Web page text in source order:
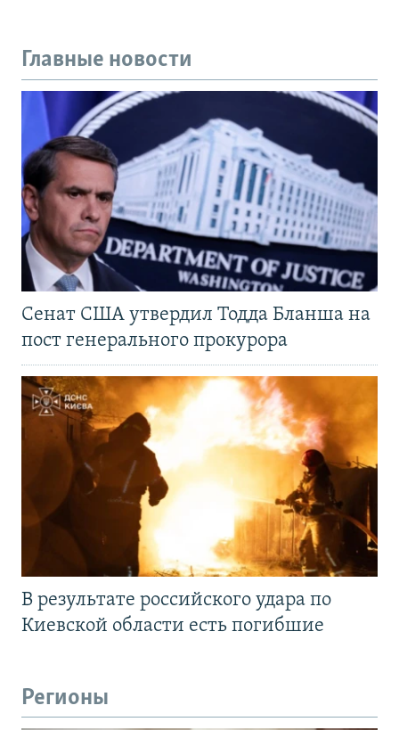
Главные новости
Сенат США утвердил Тодда Бланша на
пост генерального прокурора
В результате российского удара по
Киевской области есть погибшие
Регионы